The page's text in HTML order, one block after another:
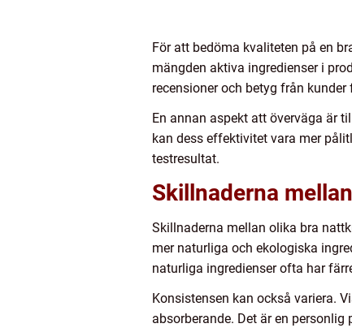
För att bedöma kvaliteten på en
mängden aktiva ingredienser i
recensioner och betyg från
En annan aspekt att överväga är
kan dess effektivitet vara mer
testresultat.
Skillnaderna
Skillnaderna mellan olika bra
mer naturliga och ekologiska
naturliga ingredienser ofta har
Konsistensen kan också variera.
absorberande. Det är en